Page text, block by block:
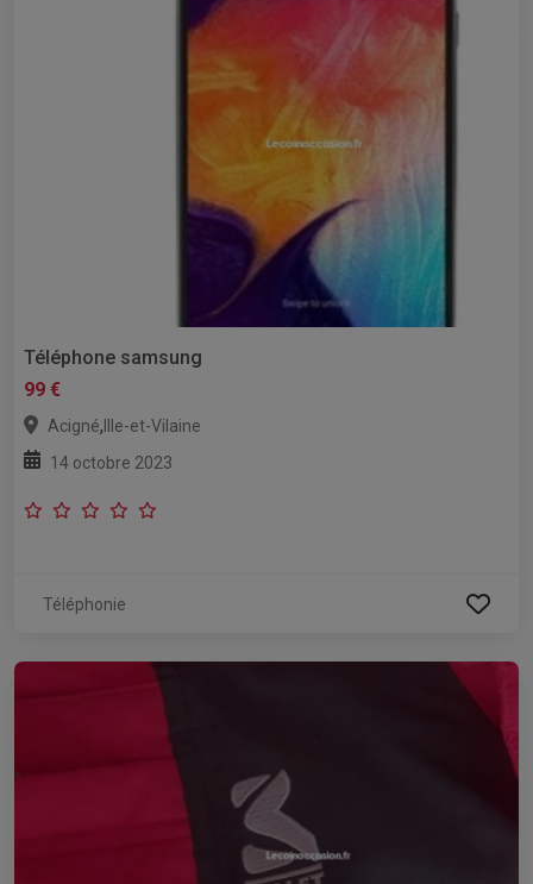
Téléphone samsung
99 €
Acigné, Ille-et-Vilaine
14 octobre 2023
Téléphonie